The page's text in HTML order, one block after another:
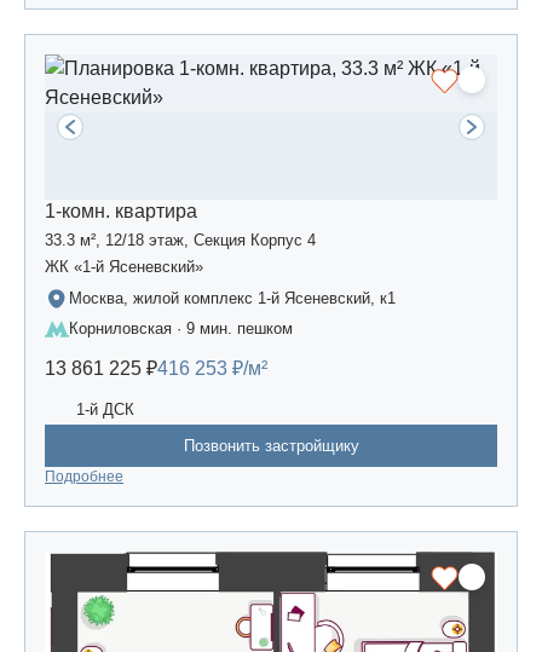
1-комн. квартира
33.3 м², 12/18 этаж, Секция Корпус 4
ЖК «1-й Ясеневский»
Москва, жилой комплекс 1-й Ясеневский, к1
Корниловская · 9 мин. пешком
13 861 225 ₽416 253 ₽/м²
1-й ДСК
Позвонить застройщику
Подробнее